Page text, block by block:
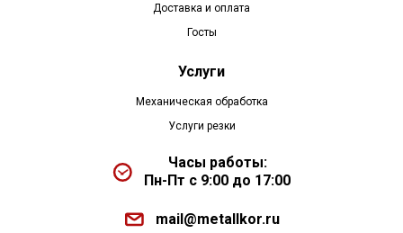
Доставка и оплата
Госты
Услуги
Механическая обработка
Услуги резки
Часы работы:
Пн-Пт с 9:00 до 17:00
mail@metallkor.ru